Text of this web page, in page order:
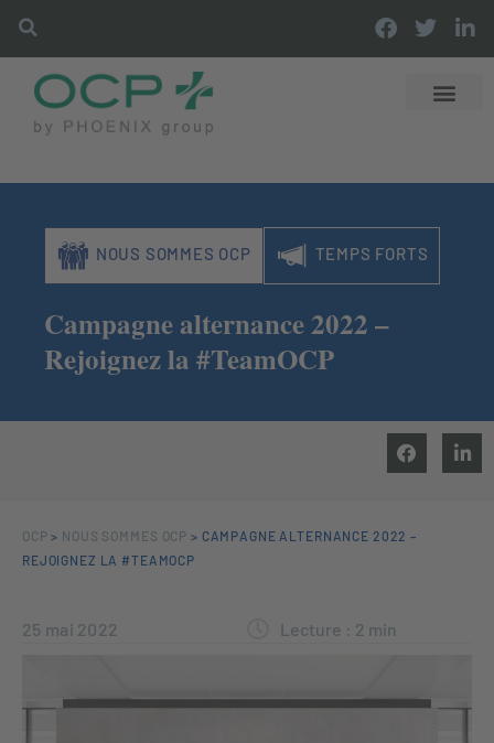
NOUS SOMMES OCP TEMPS FORTS
Campagne alternance 2022 –
Rejoignez la #TeamOCP
OCP > NOUS SOMMES OCP > CAMPAGNE ALTERNANCE 2022 –
REJOIGNEZ LA #TEAMOCP
25 mai 2022 Lecture : 2 min